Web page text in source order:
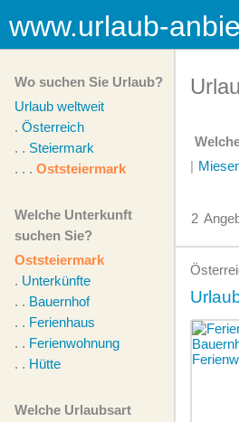
www.urlaub-
Wo suchen Sie Urlaub?
Urlaub weltweit
. Österreich
. . Steiermark
. . . Oststeiermark
Welche Unterkunft
suchen Sie?
Oststeiermark
. Unterkünfte
. . Bauernhof
. . Ferienhaus
. . Ferienwohnung
. . Hütte
Welche Urlaubsart
|
2